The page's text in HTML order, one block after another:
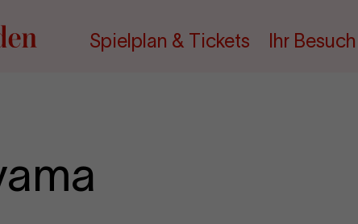
Spielplan & Tickets Ihr Besuch